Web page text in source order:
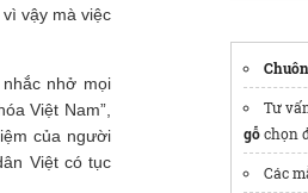
vậy mà việc
nhở mọi
Việt Nam”,
của người
Việt có tục
Tư
gỗchọn
Các